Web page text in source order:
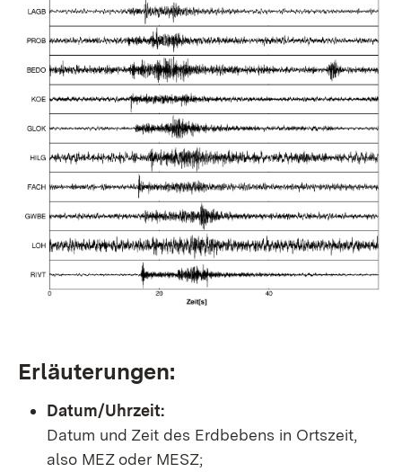
Erläuterungen:
Datum/Uhrzeit:
Datum und Zeit des Erdbebens in Ortszeit,
also MEZ oder MESZ;